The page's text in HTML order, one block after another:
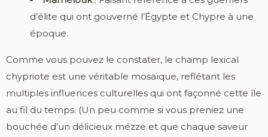
d’élite qui ont gouverné l’Égypte et Chypre à une
époque.
Comme vous pouvez le constater, le champ lexical
chypriote est une véritable mosaïque, reflétant les
multiples influences culturelles qui ont façonné cette île
au fil du temps. (Un peu comme si vous preniez une
bouchée d’un délicieux mézze et que chaque saveur